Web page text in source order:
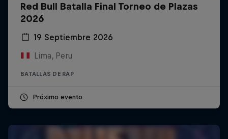
Red Bull Batalla Final Torneo de Plazas
2026
19 Septiembre 2026
Lima, Peru
BATALLAS DE RAP
Próximo evento